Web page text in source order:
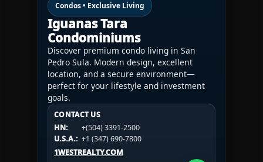
Condos • Exclusive Living
Iguanas Tara
Condominiums
Discover premium condo living in San
Pedro Sula. Modern design, excellent
location, and a secure environment—
perfect for your lifestyle and investment
goals.
CONTACT US
HN:
+(504) 3391-2500
U.S.A.: +1 (347) 690-7800
1WESTREALTY.COM
CONTACT US
HN:
+(504) 3391-2500
U.S.A.:
+1 (984) 246-2100
1WESTREALTY.COM
CONTACT US
HN:
+(504) 3391-2500
U.S.A.: +1 (984) 246-2100
1WESTREALTY.COM